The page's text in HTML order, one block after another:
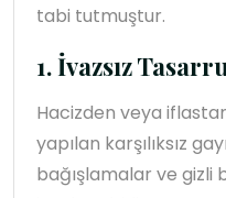
tabi tutmuştur.
1. İvazsız
Hacizden veya
yapılan karşılıksız
bağışlamalar ve gizli